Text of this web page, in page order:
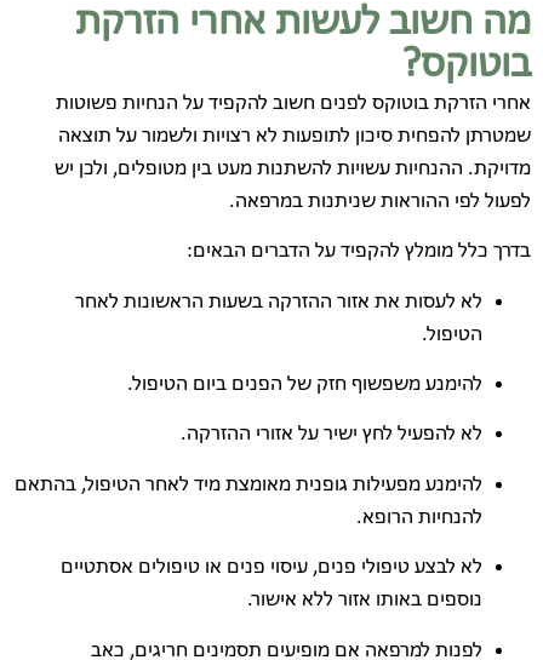
מה חשוב לעשות אחרי הזרקת
בוטוקס?
אחרי הזרקת בוטוקס לפנים חשוב להקפיד על הנחיות פשוטות
שמטרתן להפחית סיכון לתופעות לא רצויות ולשמור על תוצאה
מדויקת. ההנחיות עשויות להשתנות מעט בין מטופלים, ולכן יש
לפעול לפי ההוראות שניתנות במרפאה.
בדרך כלל מומלץ להקפיד על הדברים הבאים:
לא לעסות את אזור ההזרקה בשעות הראשונות לאחר
הטיפול.
להימנע משפשוף חזק של הפנים ביום הטיפול.
לא להפעיל לחץ ישיר על אזורי ההזרקה.
להימנע מפעילות גופנית מאומצת מיד לאחר הטיפול, בהתאם
להנחיות הרופא.
לא לבצע טיפולי פנים, עיסוי פנים או טיפולים אסתטיים
נוספים באותו אזור ללא אישור.
לפנות למרפאה אם מופיעים תסמינים חריגים, כאב